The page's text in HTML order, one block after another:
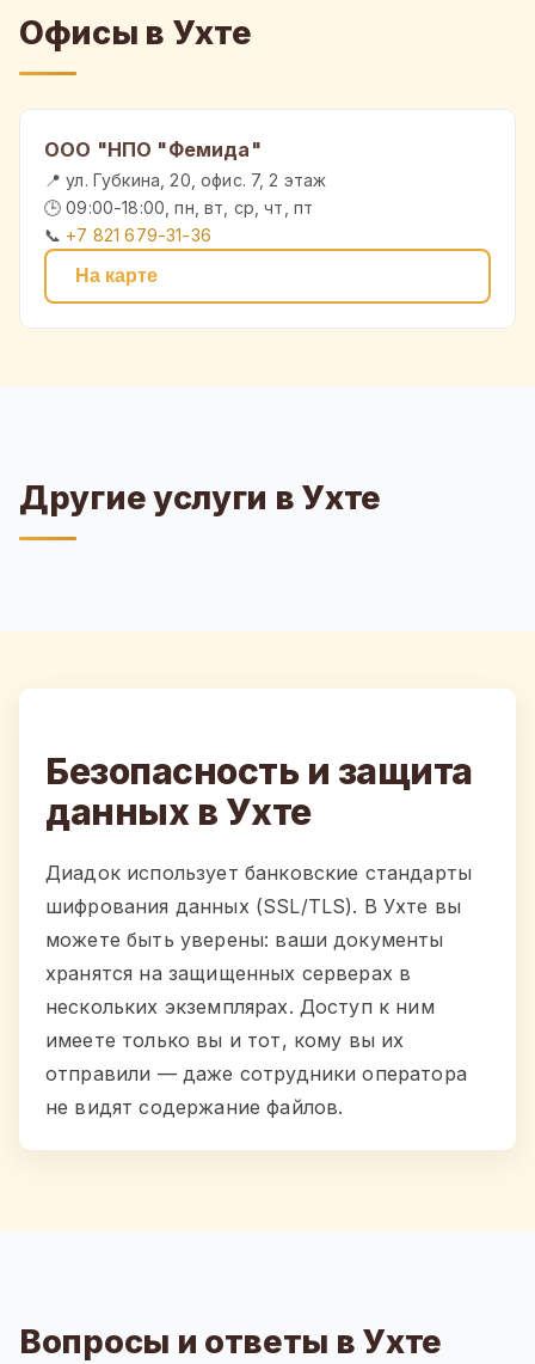
Офисы в Ухте
ООО "НПО "Фемида"
📍 ул. Губкина, 20, офис. 7, 2 этаж
🕒 09:00-18:00, пн, вт, ср, чт, пт
📞 +7 821 679-31-36
На карте
Другие услуги в Ухте
Безопасность и защита
данных в Ухте
Диадок использует банковские стандарты
шифрования данных (SSL/TLS). В Ухте вы
можете быть уверены: ваши документы
хранятся на защищенных серверах в
нескольких экземплярах. Доступ к ним
имеете только вы и тот, кому вы их
отправили — даже сотрудники оператора
не видят содержание файлов.
Вопросы и ответы в Ухте